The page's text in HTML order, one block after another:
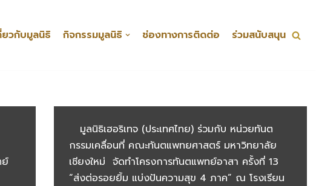
ยวกับมูลนิธิ กิจกรรมมูลนิธิ ช่องทางการติดต่อ ร่วมสนับสนุน
ย์
มูลนิธิเฮอริเทจ (ประเทศไทย) ร่วมกับ หน่วยทันต
กรรมเคลื่อนที่ คณะทันตแพทยศาสตร์ มหาวิทยาลัย
เชียงใหม่ จัดทำโครงการทันตแพทย์อาสา ครั้งที่ 13
“ส่งต่อรอยยิ้ม แบ่งปันความสุข 4 ภาค” ณ โรงเรียน